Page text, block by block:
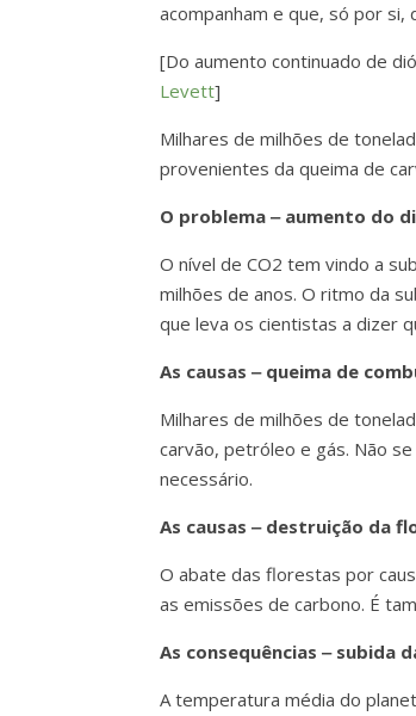
acompanham e que, só por si,
[Do aumento continuado de
Levett]
Milhares de milhões de
provenientes da queima de
O problema ‒ aumento do
O nível de CO2 tem vindo a
milhões de anos. O ritmo da
que leva os cientistas a dizer
As causas ‒ queima de
Milhares de milhões de
carvão, petróleo e gás. Não
necessário.
As causas ‒ destruição da
O abate das florestas por
as emissões de carbono. É
As consequências ‒ subida
A temperatura média do